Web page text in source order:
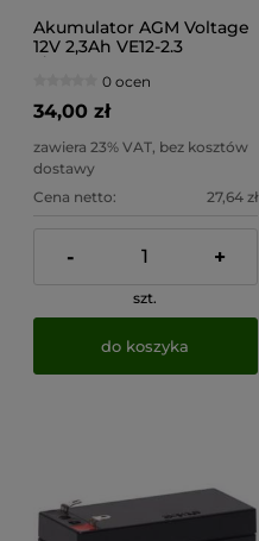
Akumulator AGM Voltage
12V 2,3Ah VE12-2.3
0 ocen
34,00 zł
zawiera 23% VAT, bez kosztów
dostawy
Cena netto:
27,64 zł
- +
szt.
do koszyka